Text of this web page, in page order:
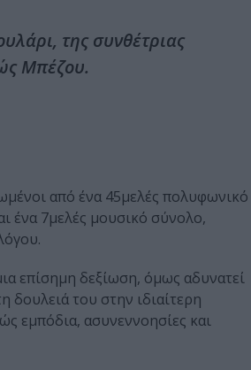
της συνθέτριας
Μπέζου.
από ένα 45μελές πολυφωνικό
ένα 7μελές μουσικό σύνολο,
επίσημη δεξίωση, όμως αδυνατεί
δουλειά του στην ιδιαίτερη
εμπόδια, ασυνεννοησίες και